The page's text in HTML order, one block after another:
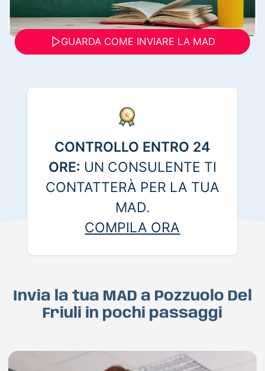
GUARDA COME INVIARE LA MAD
CONTROLLO ENTRO 24
ORE: UN CONSULENTE TI
CONTATTERÀ PER LA TUA
MAD.
COMPILA ORA
Invia la tua MAD a Pozzuolo Del
Friuli in pochi passaggi